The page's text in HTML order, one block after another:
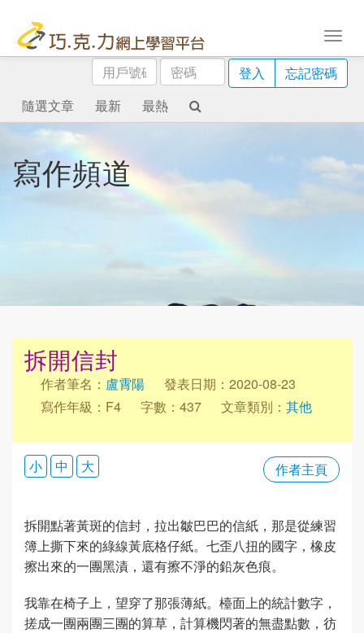
用
戶
號
碼
密
碼
登入
忘記密碼
隨選文章
最新 最熱
寫作頻道
拆開信封
作者筆名： 盧霄陽
發表日期：2020-08-23
寫作年級：F4
字數：437 文章類別： 其他
作者主頁
小 中 大
拆開點著黃斑的信封，拉出皺巴巴的信紙，那是從練習
簿上撕下來的綠線黃底格仔紙。七歪八扭的國字，橡皮
擦出來的一團黑漬，還有擦不淨的鉛灰色痕。
我靠在椅子上，望穿了那張薄紙。檯面上的統計數字，
搓成一團兩團三團的算草，計算機閃著的無盡點數，彷